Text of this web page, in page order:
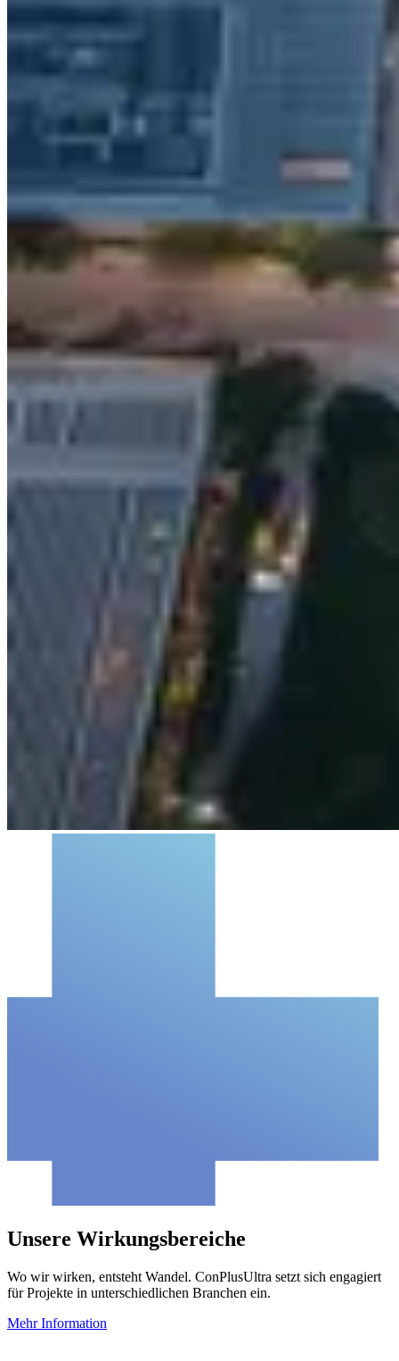
Unsere Wirkungsbereiche
Wo wir wirken, entsteht Wandel. ConPlusUltra setzt sich engagiert
für Projekte in unterschiedlichen Branchen ein.
Mehr Information